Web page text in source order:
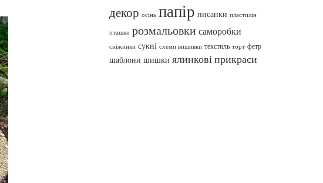
декор осінь папір писанки пластилін
пташки розмальовки саморобки
сніжинки сукні схеми вишивки текстиль торт фетр
шаблони шишки ялинкові прикраси